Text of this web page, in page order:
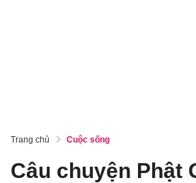
Trang chủ Cuộc sống
Câu chuyện Phật